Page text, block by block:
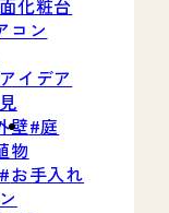
化粧台
コン
アイデア
壁 庭
物
お手入れ